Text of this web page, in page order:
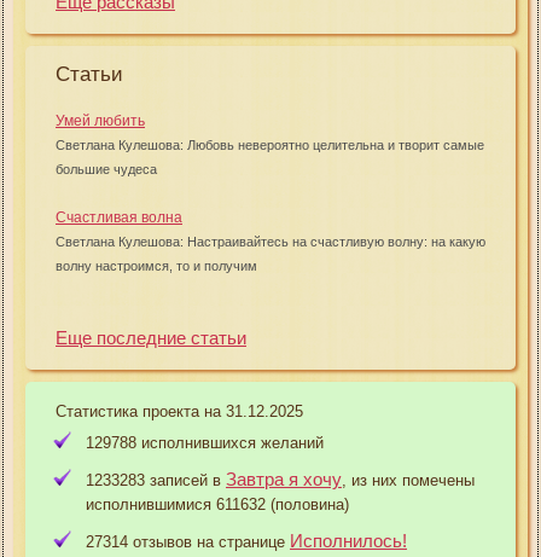
Статьи
Умей любить
Светлана Кулешова: Любовь невероятно целительна и творит самые
большие чудеса
Счастливая волна
Светлана Кулешова: Настраивайтесь на счастливую волну: на какую
волну настроимся, то и получим
Еще последние статьи
Статистика проекта на 31.12.2025
129788 исполнившихся желаний
1233283 записей в Завтра я хочу , из них помечены
исполнившимися 611632 (половина)
27314 отзывов на странице Исполнилось!